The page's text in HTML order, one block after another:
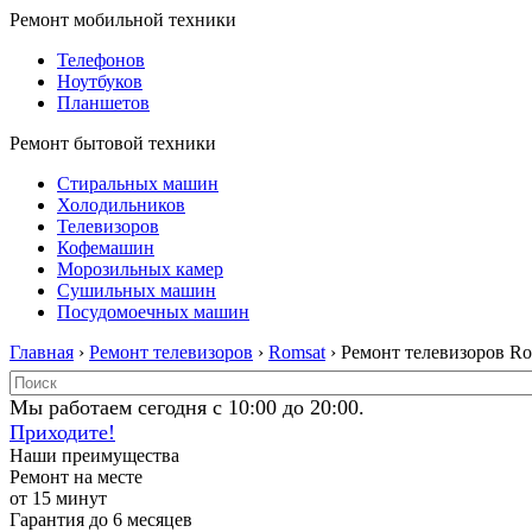
Ремонт мобильной техники
Телефонов
Ноутбуков
Планшетов
Ремонт бытовой техники
Стиральных машин
Холодильников
Телевизоров
Кофемашин
Морозильных камер
Сушильных машин
Посудомоечных машин
Главная › Ремонт телевизоров › Romsat › Ремонт телевизоров
Мы работаем сегодня с 10:00 до 20:00.
Приходите!
Наши преимущества
Ремонт на месте
от 15 минут
Гарантия до 6 месяцев